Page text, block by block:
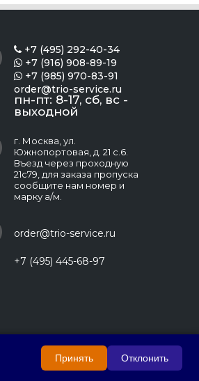
 +7 (495) 292-40-34
 +7 (916) 908-89-19
 +7 (985) 970-83-91
order@trio-service.ru
пн-пт: 8-17, сб, вс -
выходной
г. Москва, ул.
Южнопортовая, д. 21 с.6.
Въезд через проходную
21с79, для заказа пропуска
сообщите нам номер и
марку а/м.
order@trio-service.ru
+7 (495) 445-68-97
Принять Отклонить